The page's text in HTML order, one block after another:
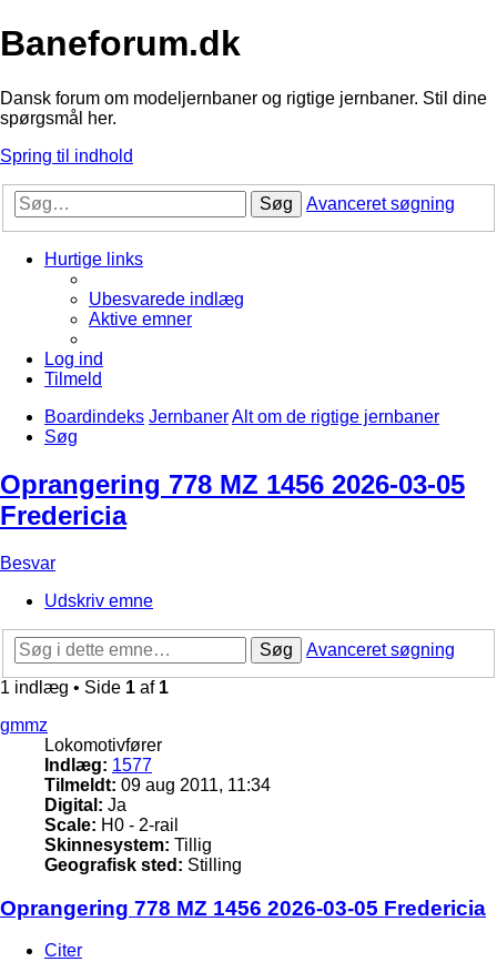
Baneforum.dk
Dansk forum om modeljernbaner og rigtige jernbaner. Stil dine
spørgsmål her.
Spring til indhold
Søg Avanceret søgning
Hurtige links
Ubesvarede indlæg
Aktive emner
Log ind
Tilmeld
Boardindeks JernbanerAlt om de rigtige jernbaner
Søg
Oprangering 778 MZ 1456 2026-03-05
Fredericia
Besvar
Udskriv emne
Søg
Avanceret søgning
1 indlæg • Side 1 af 1
gmmz
Lokomotivfører
Indlæg: 1577
Tilmeldt: 09 aug 2011, 11:34
Digital: Ja
Scale: H0 - 2-rail
Skinnesystem: Tillig
Geografisk sted: Stilling
Oprangering 778 MZ 1456 2026-03-05 Fredericia
Citer